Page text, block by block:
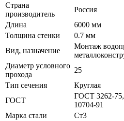
Страна
производитель
Россия
Длина
6000 мм
Толщина стенки
0.7 мм
Вид, назначение
Монтаж
Диаметр условного
прохода
25
Тип сечения
Круглая
ГОСТ
ГОСТ 3262-
10704-91
Марка стали
Ст3